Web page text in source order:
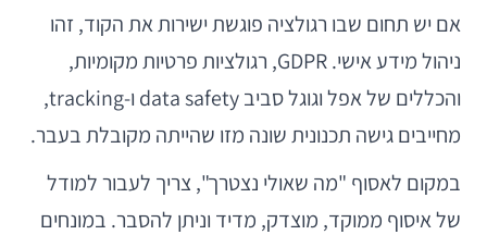
אם יש תחום שבו רגולציה פוגשת ישירות את הקוד, זהו
ניהול מידע אישי. GDPR, רגולציות פרטיות מקומיות,
והכללים של אפל וגוגל סביב data safety ו-tracking,
מחייבים גישה תכנונית שונה מזו שהייתה מקובלת בעבר.
במקום לאסוף "מה שאולי נצטרך", צריך לעבור למודל
של איסוף ממוקד, מוצדק, מדיד וניתן להסבר. במונחים